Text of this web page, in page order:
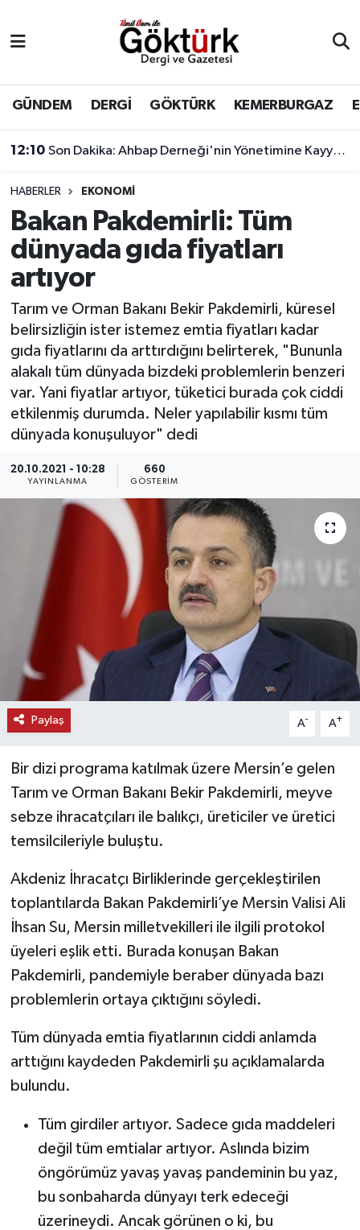
GÜNDEM DERGİ GÖKTÜRK KEMERBURGAZ
12:10 Son Dakika: Ahbap Derneği'nin Yönetimine Kayyum Atandı
HABERLER EKONOMİ
Bakan Pakdemirli: Tüm
dünyada gıda fiyatları
artıyor
Tarım ve Orman Bakanı Bekir Pakdemirli, küresel
belirsizliğin ister istemez emtia fiyatları kadar
gıda fiyatlarını da arttırdığını belirterek, "Bununla
alakalı tüm dünyada bizdeki problemlerin benzeri
var. Yani fiyatlar artıyor, tüketici burada çok ciddi
etkilenmiş durumda. Neler yapılabilir kısmı tüm
dünyada konuşuluyor" dedi
20.10.2021 - 10:28
YAYINLANMA
660
GÖSTERIM
Paylaş A- A+
Bir dizi programa katılmak üzere Mersin’e gelen
Tarım ve Orman Bakanı Bekir Pakdemirli, meyve
sebze ihracatçıları ile balıkçı, üreticiler ve üretici
temsilcileriyle buluştu.
Akdeniz İhracatçı Birliklerinde gerçekleştirilen
toplantılarda Bakan Pakdemirli’ye Mersin Valisi Ali
İhsan Su, Mersin milletvekilleri ile ilgili protokol
üyeleri eşlik etti. Burada konuşan Bakan
Pakdemirli, pandemiyle beraber dünyada bazı
problemlerin ortaya çıktığını söyledi.
Tüm dünyada emtia fiyatlarının ciddi anlamda
arttığını kaydeden Pakdemirli şu açıklamalarda
bulundu.
Tüm girdiler artıyor. Sadece gıda maddeleri
değil tüm emtialar artıyor. Aslında bizim
öngörümüz yavaş yavaş pandeminin bu yaz,
bu sonbaharda dünyayı terk edeceği
üzerineydi. Ancak görünen o ki, bu
BİLİM
DERGİ
DÜNYA
EĞİTİM
EKONOMİ
GÖKTÜRK
GÜNDEM
KEMERBURGAZ
KÜLTÜR - SANAT
MAGAZİN
ÖZEL HABER
SAĞLIK
SPOR
TİCARET
YAŞAM
Eyüpsultan Hava Durumu
Eyüpsultan Trafik Yoğunluk Haritası
Süper Lig Puan Durumu ve Fikstür
Tüm Manşetler
Son Dakika Haberleri
Haber Arşivi